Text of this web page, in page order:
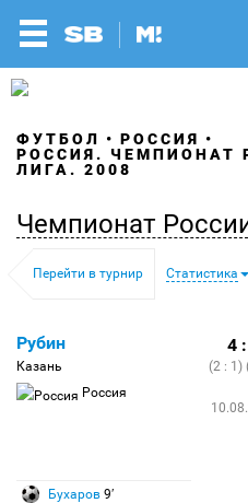
ФУТБОЛ
РОССИЯ
РОССИЯ. ЧЕМПИОНАТ
ЛИГА. 2008
Чемпионат
Перейти в турнир Статистика
Рубин
Казань
Россия
4
(2 : 1)
Бухаров 9′